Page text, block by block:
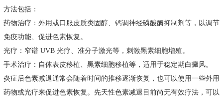
方法包括：
药物治疗：外用或口服皮质类固醇、钙调神经磷酸酶抑制剂等，以调节
免疫功能、促进色素恢复。
光疗：窄谱 UVB 光疗、准分子激光等，刺激黑素细胞增殖。
手术治疗：自体表皮移植、黑素细胞移植等，适用于稳定期白癜风。
炎症后色素减退通常会随着时间的推移逐渐恢复，也可以使用一些外用
药物或光疗来促进色素恢复。先天性色素减退目前尚无有效疗法，可以